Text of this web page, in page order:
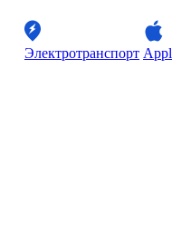
Электротранспорт